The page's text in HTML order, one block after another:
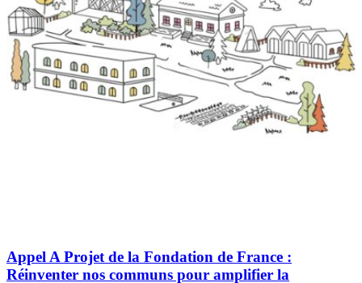
Appel A Projet de la Fondation de France :
Réinventer nos communs pour amplifier la